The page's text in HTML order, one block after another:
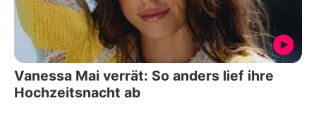
Vanessa Mai verrät: So anders lief ihre
Hochzeitsnacht ab